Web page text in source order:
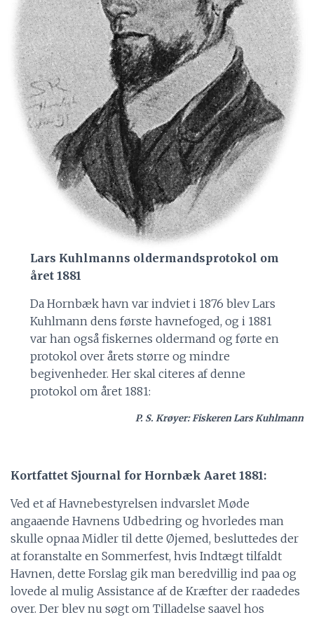
Lars Kuhlmanns oldermandsprotokol om
året 1881
Da Hornbæk havn var indviet i 1876 blev Lars
Kuhlmann dens første havnefoged, og i 1881
var han også fiskernes oldermand og førte en
protokol over årets større og mindre
begivenheder. Her skal citeres af denne
protokol om året 1881:
P. S. Krøyer: Fiskeren Lars Kuhlmann
Kortfattet Sjournal for Hornbæk Aaret 1881:
Ved et af Havnebestyrelsen indvarslet Møde
angaaende Havnens Udbedring og hvorledes man
skulle opnaa Midler til dette Øjemed, besluttedes der
at foranstalte en Sommerfest, hvis Indtægt tilfaldt
Havnen, dette Forslag gik man beredvillig ind paa og
lovede al mulig Assistance af de Kræfter der raadedes
over. Der blev nu søgt om Tilladelse saavel hos